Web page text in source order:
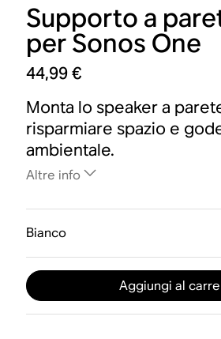
Supporto a
per Sonos One
44,99 €
Monta lo speaker a
risparmiare spazio e
ambientale.
Altre info
Bianco
Aggiungi al